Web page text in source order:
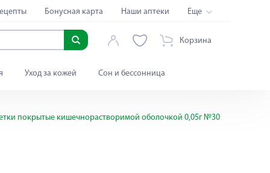
Бонусная карта Наши аптеки Еще
Корзина
Уход за кожей Сон и бессонница
покрытые кишечнорастворимой оболочкой 0,05г №30